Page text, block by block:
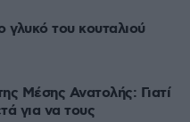
γλυκό του κουταλιού
Μέσης Ανατολής: Γιατί
για να τους